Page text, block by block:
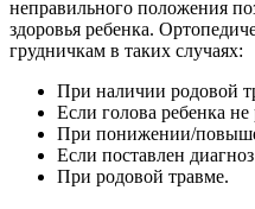
неправильного положения
здоровья ребенка.
грудничкам в таких случаях:
При наличии родовой
Если голова ребенка не
При понижении/
Если поставлен
При родовой травме.